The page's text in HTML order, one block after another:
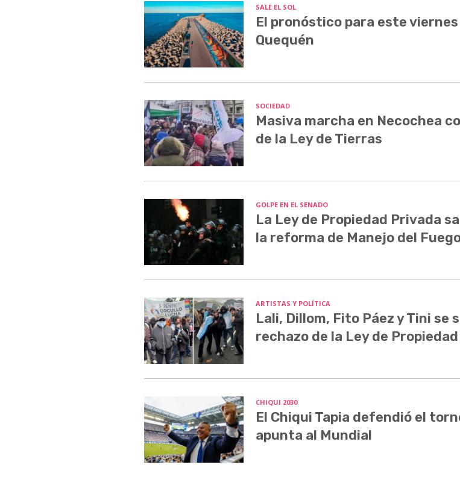
SALE EL SOL
El pronóstico para este viernes
Quequén
SOCIEDAD
Masiva marcha en Necochea
de la Ley de Tierras
GOLPE EN EL SENADO
La Ley de Propiedad Privada
la reforma de Manejo del
ARTISTAS Y POLÍTICA
Lali, Dillom, Fito Páez y Tini se
rechazo de la Ley de
CHIQUI 2030
El Chiqui Tapia defendió el
apunta al Mundial